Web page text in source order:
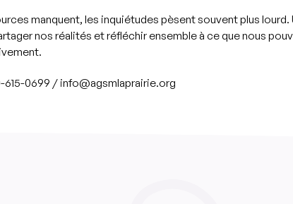
manquent, les inquiétudes pèsent souvent plus lourd.
nos réalités et réfléchir ensemble à ce que nous
615-0699 / info@agsmlaprairie.org